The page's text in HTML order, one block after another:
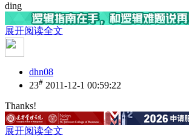
ding
展开阅读全文
dhn08
23# 2011-12-1 00:59:22
Thanks!
展开阅读全文